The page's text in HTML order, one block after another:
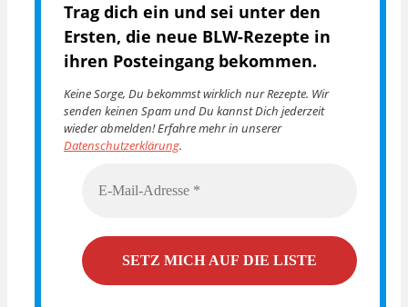
Trag dich ein und sei unter den
Ersten, die neue BLW-Rezepte in
ihren Posteingang bekommen.
Keine Sorge, Du bekommst wirklich nur Rezepte. Wir
senden keinen Spam und Du kannst Dich jederzeit
wieder abmelden! Erfahre mehr in unserer
Datenschutzerklärung.